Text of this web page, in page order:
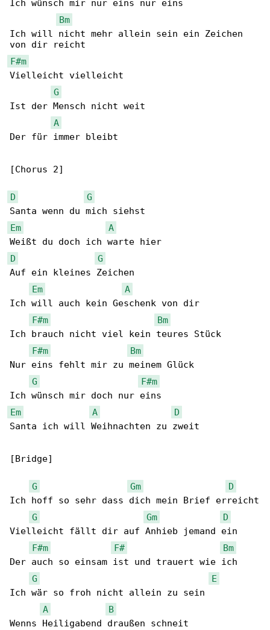
Ich wünsch mir nur eins nur eins
Bm
Ich will nicht mehr allein sein ein Zeichen
F#m
Vielleicht vielleicht
G
Ist der Mensch nicht weit
A
Der für immer bleibt
[Chorus 2]
D
G
Em
A
D
G
Auf ein kleines Zeichen
Em
A
Ich will auch kein Geschenk von dir
F#m
Bm
Ich brauch nicht viel kein teures Stück
F#m
Bm
Nur eins fehlt mir zu meinem Glück
G
F#m
Em
A
D
Santa ich will Weihnachten zu zweit
[Bridge]
G Gm
D
Ich hoff so sehr dass dich mein Brief erreicht
G
Gm
D
Vielleicht fällt dir auf Anhieb jemand ein
F#m
F#
Bm
Der auch so einsam ist und trauert wie ich
G
E
Ich wär so froh nicht allein zu sein
A
B
Wenns Heiligabend draußen schneit